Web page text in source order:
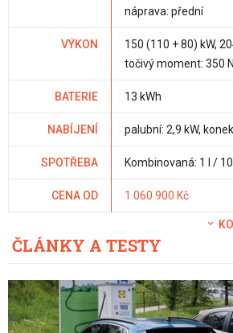
náprava: přední
VÝKON
150 (110 + 80) kW,
točivý moment: 350
BATERIE 13 kWh
NABÍJENÍ palubní: 2,9 kW,
SPOTŘEBA Kombinovaná: 1 l /
CENA OD 1 060 900 Kč
ČLÁNKY A TESTY